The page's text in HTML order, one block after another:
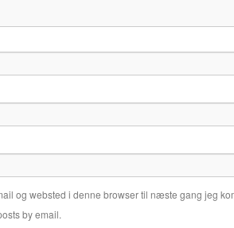
og websted i denne browser til næste gang jeg
by email.